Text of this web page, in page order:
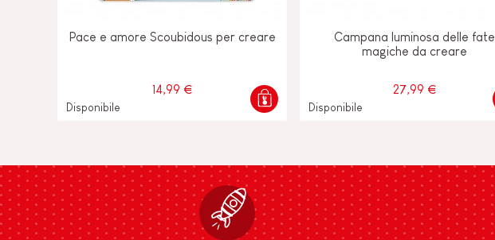
Pace e amore Scoubidous per creare
14,99 €
Disponibile
Campana luminosa delle fate
magiche da creare
27,99 €
Disponibile